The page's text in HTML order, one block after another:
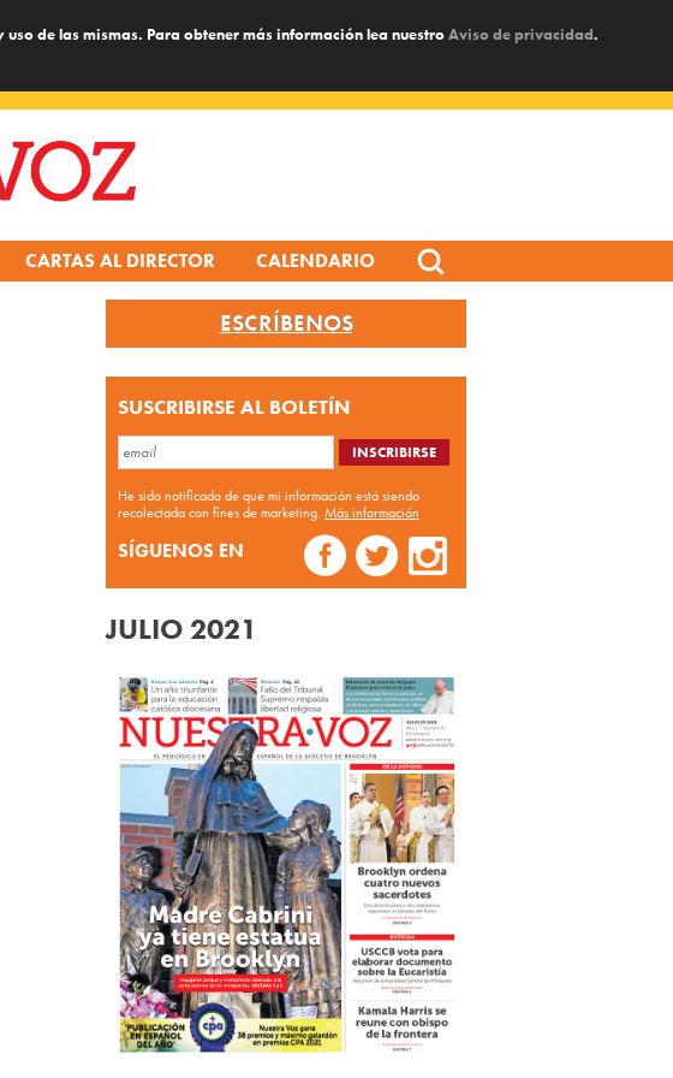
de las mismas. Para obtener más información lea nuestroAviso de privacidad.
CARTAS AL DIRECTOR CALENDARIO
Search
for:
ESCRÍBENOS
SUSCRIBIRSE AL BOLETÍN
He sido notificado de que mi información está siendo
recolectada con fines de marketing. Más información
SÍGUENOS EN
JULIO 2021